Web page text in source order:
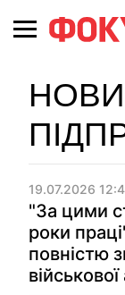
19.07.2026
"За цими
роки
повністю